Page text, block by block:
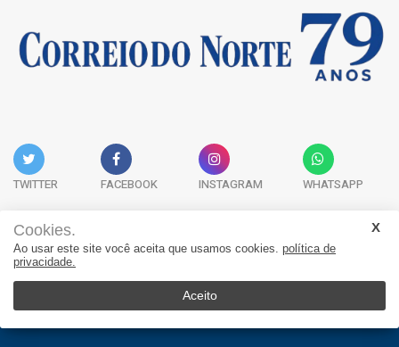
TWITTER FACEBOOK INSTAGRAM WHATSAPP
Acervo Digital Fale Conosco Quem Somos
Cookies.
Ao usar este site você aceita que usamos cookies. política de
privacidade.
Aceito